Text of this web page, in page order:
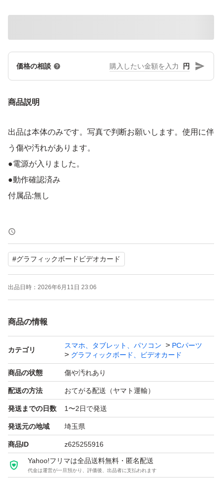
価格の相談 円
商品説明
出品は本体のみです。写真で判断お願いします。使用に伴
う傷や汚れがあります。
●電源が入りました。
●動作確認済み
付属品:無し
#グラフィックボードビデオカード
出品日時： 2026年6月11日 23:06
商品の情報
カテゴリ
スマホ、タブレット、パソコン
PCパーツ
グラフィックボード、ビデオカード
商品の状態 傷や汚れあり
配送の方法 おてがる配送（ヤマト運輸）
発送までの日数 1〜2日で発送
発送元の地域 埼玉県
商品ID z625255916
Yahoo!フリマは全品送料無料・匿名配送
代金は運営が一旦預かり、評価後、出品者に支払われます